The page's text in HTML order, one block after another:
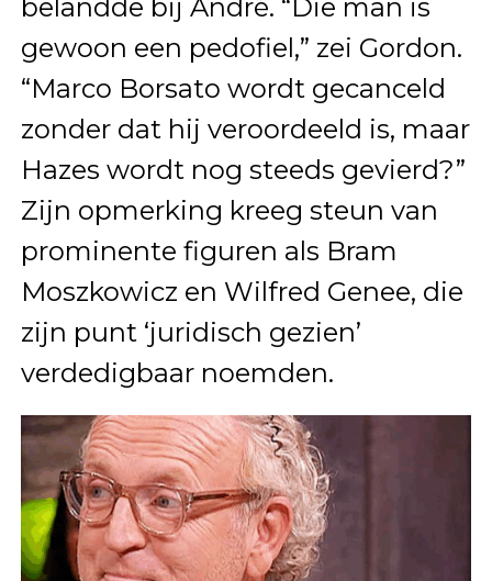
belandde bij André. “Die man is
gewoon een pedofiel,” zei Gordon.
“Marco Borsato wordt gecanceld
zonder dat hij veroordeeld is, maar
Hazes wordt nog steeds gevierd?”
Zijn opmerking kreeg steun van
prominente figuren als Bram
Moszkowicz en Wilfred Genee, die
zijn punt ‘juridisch gezien’
verdedigbaar noemden.